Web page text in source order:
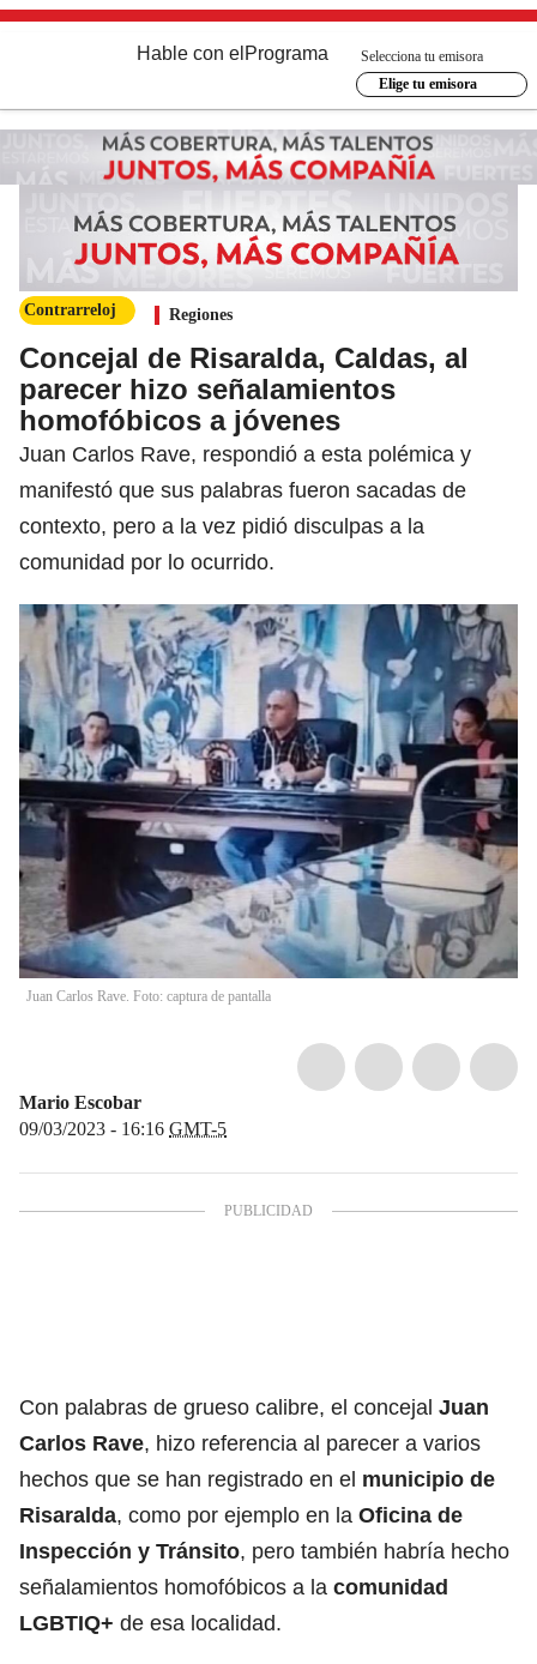
Hable con el Programa
Selecciona tu emisora
Elige tu emisora
Contrarreloj Regiones
Concejal de Risaralda, Caldas, al
parecer hizo señalamientos
homofóbicos a jóvenes
Juan Carlos Rave, respondió a esta polémica y
manifestó que sus palabras fueron sacadas de
contexto, pero a la vez pidió disculpas a la
comunidad por lo ocurrido.
Juan Carlos Rave. Foto: captura de pantalla
Mario Escobar
09/03/2023 - 16:16 GMT-5
Con palabras de grueso calibre, el concejal Juan
Carlos Rave, hizo referencia al parecer a varios
hechos que se han registrado en el municipio de
Risaralda, como por ejemplo en la Oficina de
Inspección y Tránsito, pero también habría hecho
señalamientos homofóbicos a la comunidad
LGBTIQ+ de esa localidad.